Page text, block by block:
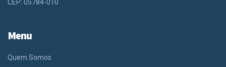
CEP: 05784-010
Menu
Quem Somos